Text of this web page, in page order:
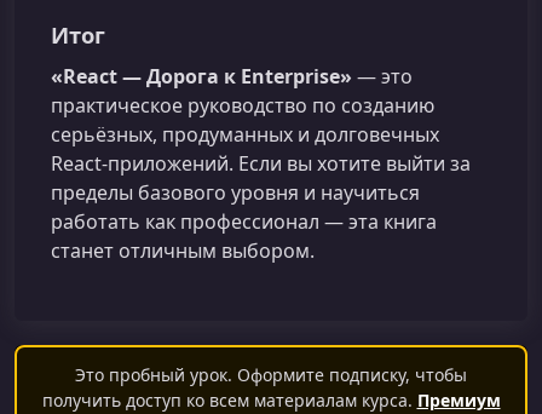
Итог
«React — Дорога к Enterprise» — это
практическое руководство по созданию
серьёзных, продуманных и долговечных
React‑приложений. Если вы хотите выйти за
пределы базового уровня и научиться
работать как профессионал — эта книга
станет отличным выбором.
Это пробный урок. Оформите подписку, чтобы
получить доступ ко всем материалам курса. Премиум